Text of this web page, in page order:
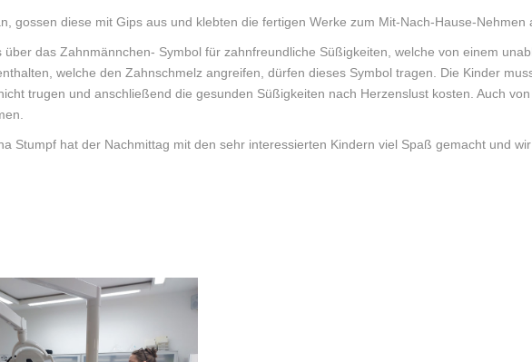
gossen diese mit Gips aus und klebten die fertigen Werke zum Mit-Nach-Hause-Nehmen
das Zahnmännchen- Symbol für zahnfreundliche Süßigkeiten, welche von einem
welche den Zahnschmelz angreifen, dürfen dieses Symbol tragen. Die Kinder
trugen und anschließend die gesunden Süßigkeiten nach Herzenslust kosten. Auch
Stumpf hat der Nachmittag mit den sehr interessierten Kindern viel Spaß gemacht und